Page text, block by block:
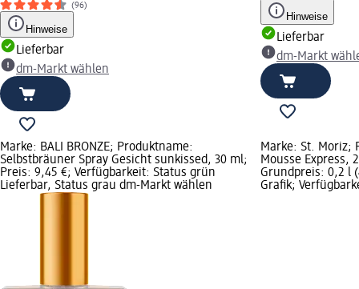
(96)
Hinweise
Lieferbar
dm-Markt wählen
Hinweise
Lieferbar
dm-Markt
Marke: BALI BRONZE; Produktname:
Selbstbräuner Spray Gesicht sunkissed, 30 ml;
Preis: 9,45 €; Verfügbarkeit: Status grün
Lieferbar, Status grau dm-Markt wählen
Marke: St. Moriz;
Mousse Express,
Grundpreis: 0,2 l
Grafik;